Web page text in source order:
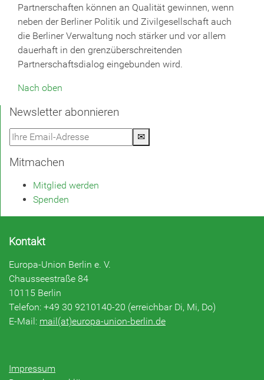
Partnerschaften können an Qualität gewinnen, wenn
neben der Berliner Politik und Zivilgesellschaft auch
die Berliner Verwaltung noch stärker und vor allem
dauerhaft in den grenzüberschreitenden
Partnerschaftsdialog eingebunden wird.
Nach oben
Newsletter abonnieren
✉
Mitmachen
Mitglied werden
Spenden
Kontakt
Europa-Union Berlin e. V.
Chausseestraße 84
10115 Berlin
Telefon: +49 30 9210140-20 (erreichbar Di, Mi, Do)
E-Mail: mail(at)europa-union-berlin.de
Impressum